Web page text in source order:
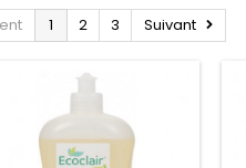
1 2 3 Suivant